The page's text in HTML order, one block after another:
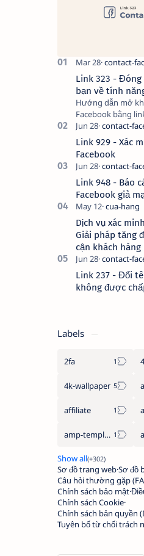
Link 323 - Đóng
bạn về tính
Hướng dẫn mở
Facebook bằng link 323
Facebook bị vô
nhiều nguyên
hay thực hiện…
Link 929 - Xác
Facebook
Link 948 - Báo
Facebook giả
Dịch vụ xác
Giải pháp tăng
cận khách
Link 237 - Đổi
không được
Labels
2fa
4k-wallpaper
affiliate
amp-template
Sơ đồ trang webSơ đồ
Câu hỏi thường gặp
Chính sách bảo mật
Chính sách Cookie
Chính sách bản quyền
Tuyên bố từ chối trách